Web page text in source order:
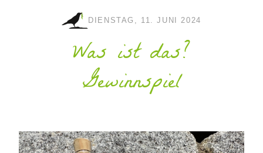
DIENSTAG, 11. JUNI 2024
Was ist das?
Gewinnspiel